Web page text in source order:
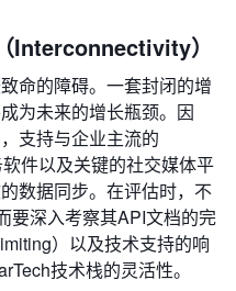
Interconnectivity）
命的障碍。一套封闭的增
为未来的增长瓶颈。因
支持与企业主流的
件以及关键的社交媒体平
数据同步。在评估时，不
要深入考察其API文档的完
）以及技术支持的响
技术栈的灵活性。